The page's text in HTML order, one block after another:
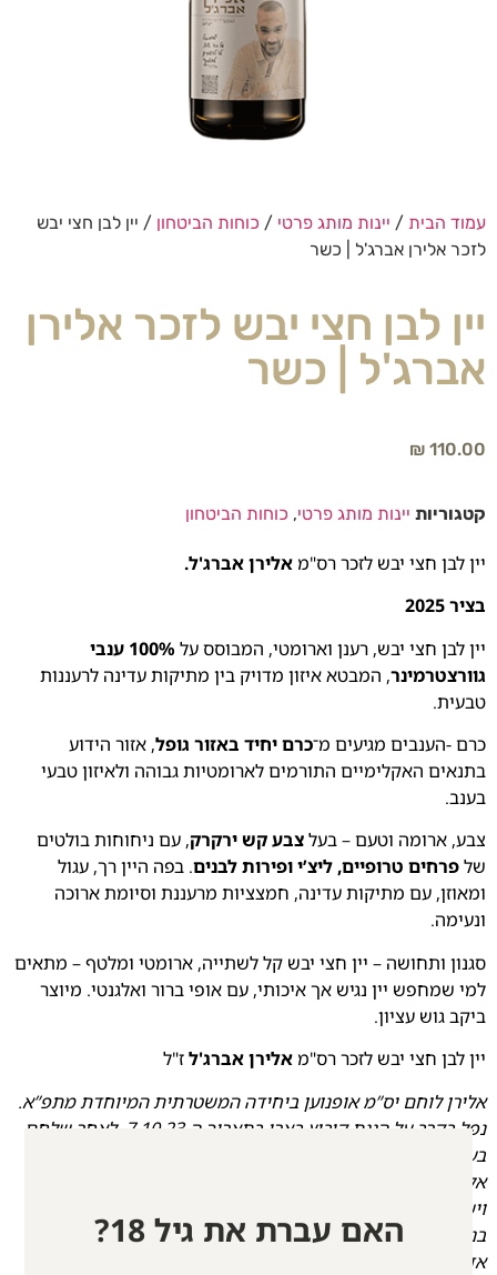
עמוד הבית / יינות מותג פרטי / כוחות הביטחון / יין לבן חצי יבש
לזכר אלירן אברג'ל | כשר
יין לבן חצי יבש לזכר אלירן
אברג'ל | כשר
₪ 110.00
קטגוריות יינות מותג פרטי, כוחות הביטחון
יין לבן חצי יבש לזכר רס"מ אלירן אברג'ל.
בציר 2025
יין לבן חצי יבש, רענן וארומטי, המבוסס על
100% ענבי
גוורצטרמינר, המבטא איזון מדויק בין מתיקות עדינה לרעננות
טבעית.
כרם -הענבים מגיעים מ־כרם יחיד באזור גופל, אזור הידוע
בתנאים האקלימיים התורמים לארומטיות גבוהה ולאיזון טבעי
בענב.
צבע, ארומה וטעם – בעלצבע קש ירקרק, עם ניחוחות בולטים
שלפרחים טרופיים, ליצ’י ופירות לבנים. בפה היין רך, עגול
ומאוזן, עם מתיקות עדינה, חמצציות מרעננת וסיומת ארוכה
ונעימה.
סגנון ותחושה – יין חצי יבש קל לשתייה, ארומטי ומלטף – מתאים
למי שמחפש יין נגיש אך איכותי, עם אופי ברור ואלגנטי. מיוצר
ביקב גוש עציון.
יין לבן חצי יבש לזכר רס"מ אלירן אברג'לז"ל
אלירן לוחם יס”מ אופנוען ביחידה המשטרתית המיוחדת מתפ”א.
נפל בקרב על הגנת קיבוץ בארי בתאריך ה-7.10.23,
לאחר שלחם
בעוז ובחירוף נפש ובגבורתו הציל חיים רבים.
אלירן היה איש חסד עם לב ענק.
וישר.
בנוכחות, בחיוך ובאור המיוחד שלוהאיר כל מקום שנכנס אליו.
אדם בעל אמונה, שפעל מתוך שליחות
האם עברת את גיל 18?